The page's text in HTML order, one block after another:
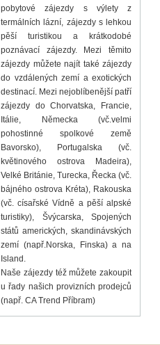
pobytové zájezdy s výlety z
termálních lázní, zájezdy s lehkou
pěší turistikou a
krátkodobé
poznávací zájezdy. Mezi těmito
zájezdy můžete najít také zájezdy
do vzdálených zemí a exotických
destinací. Mezi nejoblíbenější patří
zájezdy doChorvatska, Francie,
Itálie, Německa(vč.velmi
pohostinné spolkové země
Bavorsko), Portugalska (vč.
květinového ostrova
Madeira),
Velké Británie, Turecka, Řecka (vč.
bájného ostrova Kréta), Rakouska
(vč. císařskéVídně a pěšíalpské
turistiky), Švýcarska, Spojených
států amerických, skandinávských
zemí (např.Norska, Finska) a na
Island.
Naše zájezdy též můžete zakoupit
u řady našich provizních prodejců
(např. CA Trend Příbram)